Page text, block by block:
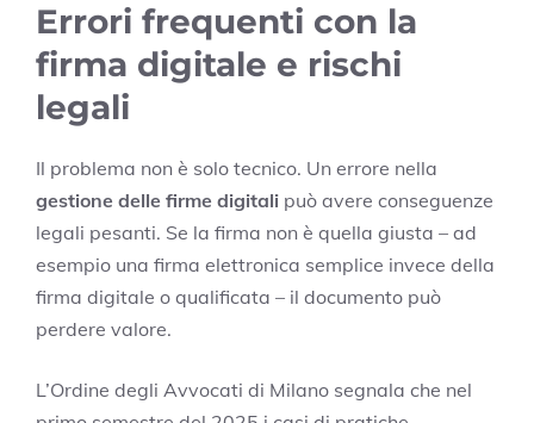
Errori frequenti con la
firma digitale e rischi
legali
Il problema non è solo tecnico. Un errore nella
gestione delle firme digitali può avere conseguenze
legali pesanti. Se la firma non è quella giusta – ad
esempio una firma elettronica semplice invece della
firma digitale o qualificata – il documento può
perdere valore.
L’Ordine degli Avvocati di Milano segnala che nel